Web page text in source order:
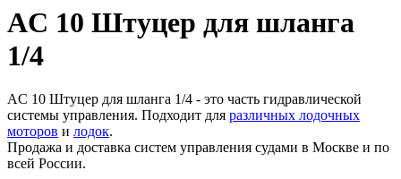
AC 10 Штуцер для шланга
1/4
AC 10 Штуцер для шланга 1/4 - это часть гидравлической
системы управления. Подходит для различных лодочных
моторов и лодок.
Продажа и доставка систем управления судами в Москве и по
всей России.